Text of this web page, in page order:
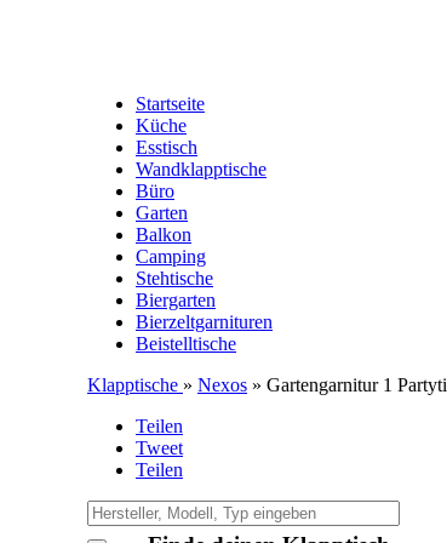
Startseite
Küche
Esstisch
Wandklapptische
Büro
Garten
Balkon
Camping
Stehtische
Biergarten
Bierzeltgarnituren
Beistelltische
Klapptische » Nexos » Gartengarnitur 1
Teilen
Tweet
Teilen